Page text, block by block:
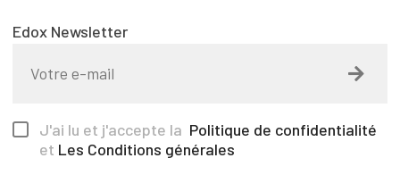
Edox Newsletter
J'ai lu et j'accepte la Politique de confidentialité
et Les Conditions générales